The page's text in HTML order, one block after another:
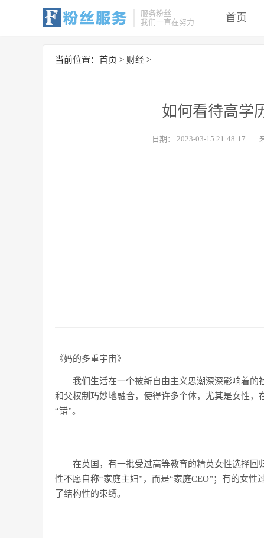
服务粉丝
我们一直在努力
首页
当前位置： 首页 > 财经 >
如何看待高学
日期： 2023-03-15 21:48:17
《妈的多重宇宙》
我们生活在一个被新自由主义思潮深深影响着
和父权制巧妙地融合，使得许多个体，尤其是女性
“错”。
在英国，有一批受过高等教育的精英女性选择
性不愿自称“家庭主妇”，而是“家庭CEO”；有的女
了结构性的束缚。